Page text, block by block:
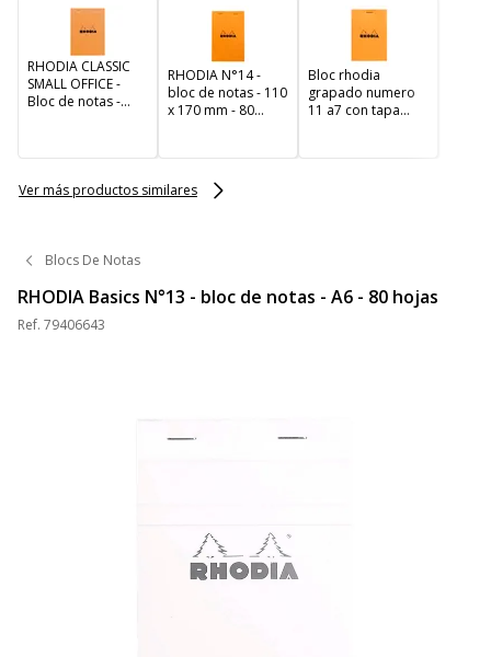
RHODIA CLASSIC
SMALL OFFICE -
Bloc de notas -
cuadriculado -
RHODIA N°14 -
bloc de notas - 110
x 170 mm - 80
Bloc rhodia
grapado numero
11 a7 con tapa
Ver más productos similares
Blocs De Notas
RHODIA Basics N°13 - bloc de notas - A6 - 80 hojas
Ref. 79406643